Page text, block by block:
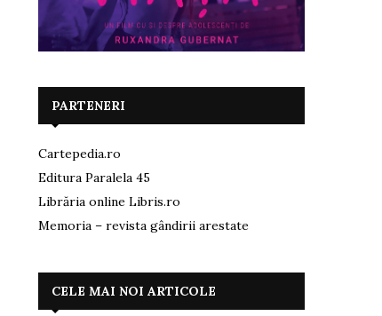
PARTENERI
Cartepedia.ro
Editura Paralela 45
Librăria online Libris.ro
Memoria – revista gândirii arestate
CELE MAI NOI ARTICOLE